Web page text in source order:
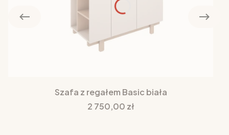
Szafa z regałem Basic biała
Cena
2 750,00 zł